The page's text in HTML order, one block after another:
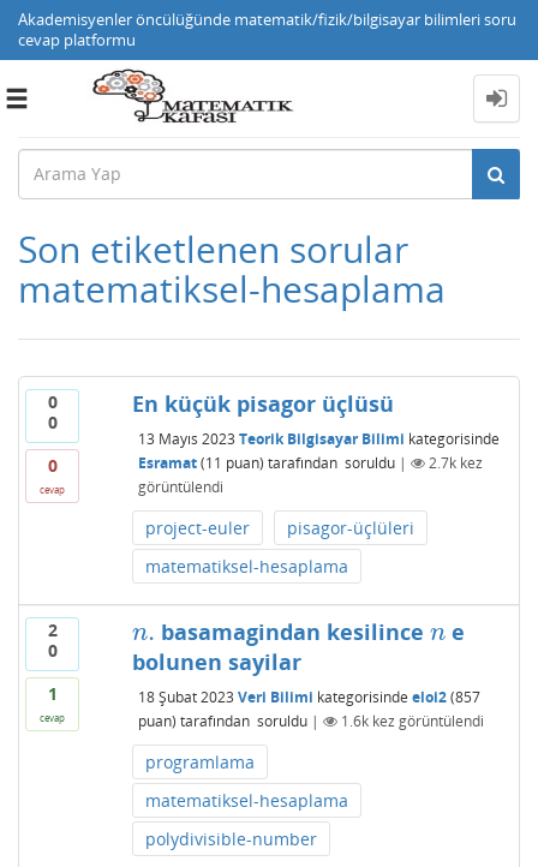
Akademisyenler öncülüğünde matematik/fizik/bilgisayar bilimleri soru
cevap platformu
Toggle
Son etiketlenen sorular
matematiksel-hesaplama
0
0
0
cevap
En küçük pisagor üçlüsü
13 Mayıs 2023 Teorik Bilgisayar Bilimi kategorisinde
Esramat (11 puan) tarafından soruldu | 2.7kkez
görüntülendi
project-euler
pisagor-üçlüleri
matematiksel-hesaplama
2
0
1
cevap
n.
n. basamagindan kesilince n
ne
bolunen sayilar
18 Şubat 2023 Veri Bilimi kategorisinde eloi2 (857
puan) tarafından soruldu | 1.6kkez görüntülendi
programlama
matematiksel-hesaplama
polydivisible-number